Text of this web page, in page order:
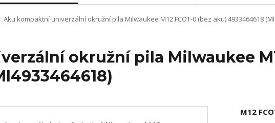
Aku kompaktní univerzální okružní pila Milwaukee M12 FCOT-0 (bez aku) 4933464618
okružní pila Milwaukee
M12